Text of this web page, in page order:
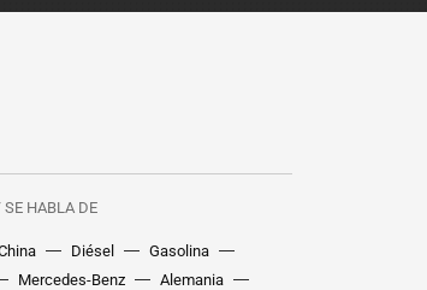
SE HABLA DE
Diésel
Gasolina
Mercedes-Benz
Alemania